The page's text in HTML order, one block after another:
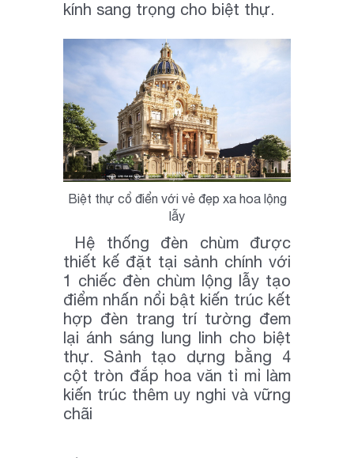
kính sang trọng cho biệt thự.
Biệt thự cổ điển với vẻ đẹp xa hoa lộng
lẫy
Hệ thống đèn chùm được
thiết kế đặt tại sảnh chính với
1 chiếc đèn chùm lộng lẫy tạo
điểm nhấn nổi bật kiến trúc kết
hợp đèn trang trí tường đem
lại ánh sáng lung linh cho biệt
thự. Sảnh tạo dựng bằng 4
cột tròn đắp hoa văn tỉ mỉ làm
kiến trúc thêm uy nghi và vững
chãi